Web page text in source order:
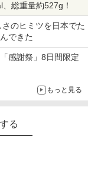
総重量約527g！
のヒミツを日本でた
できた
感謝祭」8日間限定
もっと見る
る